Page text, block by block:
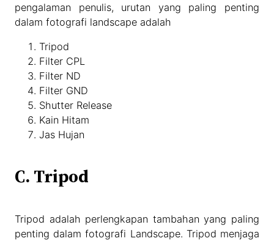
pengalaman penulis, urutan yang paling penting
dalam fotografi landscape adalah
Tripod
Filter CPL
Filter ND
Filter GND
Shutter Release
Kain Hitam
Jas Hujan
C. Tripod
Tripod adalah perlengkapan tambahan yang paling
penting dalam fotografi Landscape. Tripod menjaga